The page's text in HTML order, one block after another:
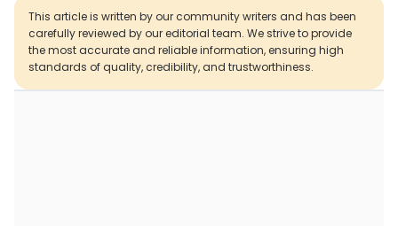
This article is written by our community writers and has been
carefully reviewed by our editorial team. We strive to provide
the most accurate and reliable information, ensuring high
standards of quality, credibility, and trustworthiness.